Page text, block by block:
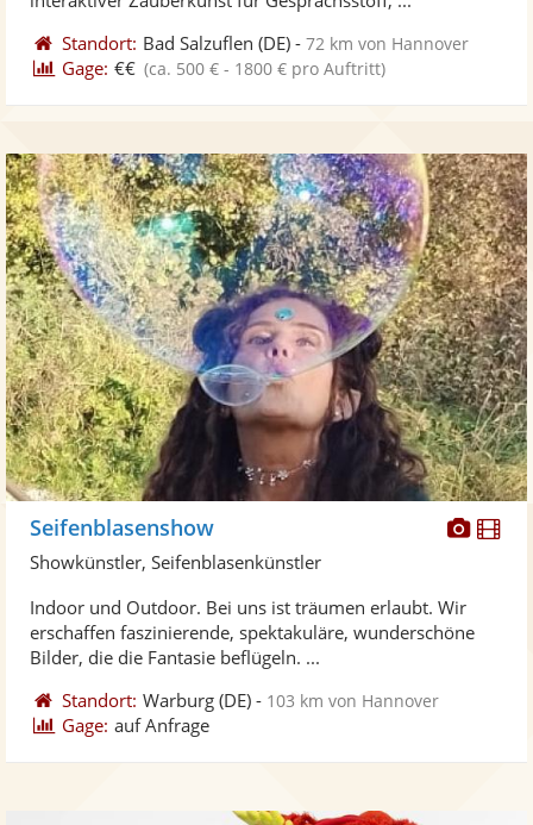
Standort: Bad Salzuflen (DE) -72 km von Hannover
Gage: €€ (ca. 500 € - 1800 € pro Auftritt)
Seifenblasenshow
Showkünstler, Seifenblasenkünstler
Indoor und Outdoor. Bei uns ist träumen erlaubt. Wir
erschaffen faszinierende, spektakuläre, wunderschöne
Bilder, die die Fantasie beflügeln. ...
Standort: Warburg (DE) - 103 km von Hannover
Gage: auf Anfrage